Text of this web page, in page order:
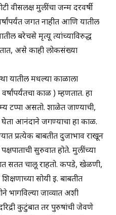
वीसलक्ष मुलींचा जन्म दरवर्षी
जगत नाहीत आणि यातील
बरेचसे मृत्यू त्यांच्याविरुद्ध
असे काही लोकसंख्या
यातील मधल्या काळाला
काळ ) म्हणतात. हा
टप्पा असतो. शाळेत जाण्याची,
आनंदाने जगण्याचा हा काळ.
प्रत्येक बाबतीत दुजाभाव राखून
सुरुवात होते. मुलींच्या
सतत चालू राहतो. कपडे, खेळणी,
सोयी इ. बाबतीत
भागविल्या जाव्यात अशी
कुटुंबात तर पुरुषांची जेवणे